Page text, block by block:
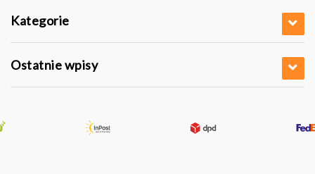
Kategorie
Ostatnie wpisy